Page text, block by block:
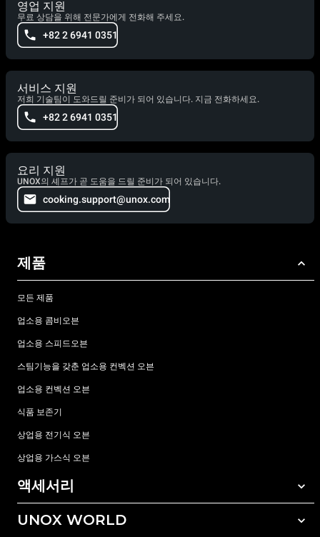
영업 지원
무료 상담을 위해 전문가에게 전화해 주세요.
+82 2 6941 0351
서비스 지원
저희 기술팀이 도와드릴 준비가 되어 있습니다. 지금 전화하세요.
+82 2 6941 0351
요리 지원
UNOX의 셰프가 곧 도움을 드릴 준비가 되어 있습니다.
cooking.support@unox.com
제품
모든 제품
업소용 콤비오븐
업소용 스피드오븐
스팀기능을 갖춘 업소용 컨벡션 오븐
업소용 컨벡션 오븐
식품 보존기
상업용 전기식 오븐
상업용 가스식 오븐
액세서리
모든 액세서리
UNOX WORLD